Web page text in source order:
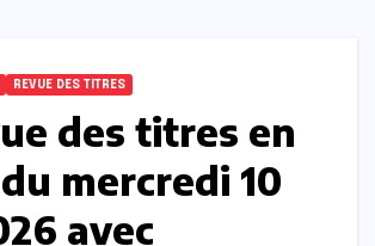
REVUE DES TITRES
des titres en
mercredi 10
avec